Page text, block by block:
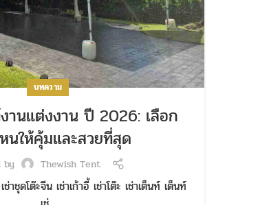
บทความ
านแต่งงาน ปี 2026: เลือก
นให้คุ้มและสวยที่สุด
by Thewish Tent
ชุดโต๊ะจีน เช่าเก้าอี้ เช่าโต๊ะ เช่าเต็นท์ เต็นท์